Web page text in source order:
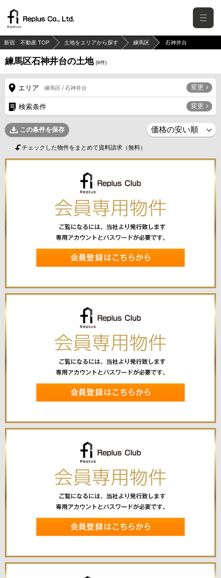
新宿 不動産 TOP 土地をエリアから探す 練馬区 石神井台
練馬区石神井台の土地 (9件)
エリア 練馬区 / 石神井台 変更
検索条件 変更
この条件を保存
チェックした物件をまとめて資料請求（無料）